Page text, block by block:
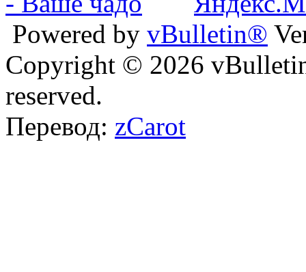
Powered by vBulletin®
Copyright © 2026
reserved.
Перевод: zCarot